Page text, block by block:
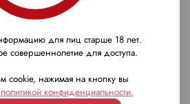
для лиц старше 18 лет.
совершеннолетие для доступа.
cookie, нажимая на кнопку вы
политикой конфиденциальности.